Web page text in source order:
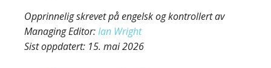
Opprinnelig skrevet på engelsk og kontrollert av
Managing Editor:Ian Wright
Sist oppdatert: 15. mai 2026